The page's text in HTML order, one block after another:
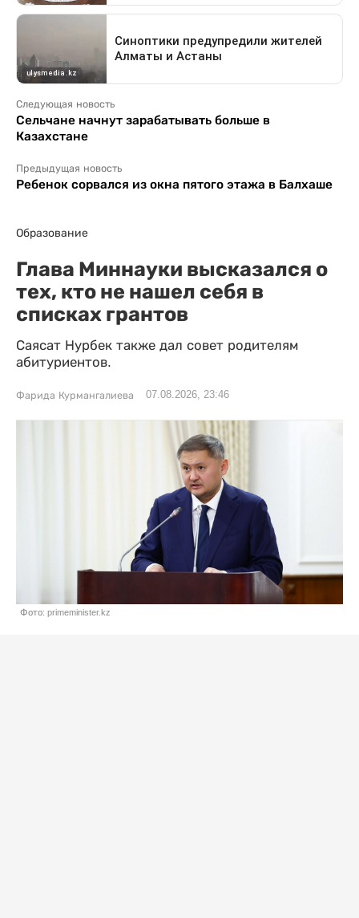
Следующая новость
Сельчане начнут зарабатывать больше в
Казахстане
Предыдущая новость
Ребенок сорвался из окна пятого этажа в Балхаше
Образование
Глава Миннауки высказался о
тех, кто не нашел себя в
списках грантов
Саясат Нурбек также дал совет родителям
абитуриентов.
Фарида Курмангалиева 07.08.2026, 23:46
Фото: primeminister.kz